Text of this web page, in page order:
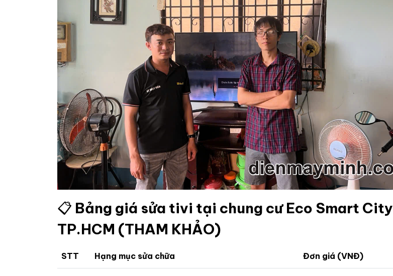
📋 Bảng giá sửa tivi tại chung cư Eco Smart City
TP.HCM (THAM KHẢO)
STT Hạng mục sửa chữa Đơn giá (VNĐ)